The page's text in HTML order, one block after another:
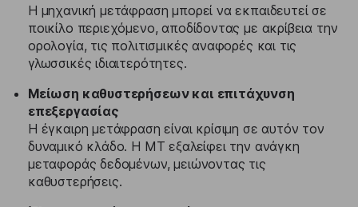
Η μηχανική μετάφραση μπορεί να εκπαιδευτεί σε
ποικίλο περιεχόμενο, αποδίδοντας με ακρίβεια την
ορολογία, τις πολιτισμικές αναφορές και τις
γλωσσικές ιδιαιτερότητες.
Μείωση καθυστερήσεων και επιτάχυνση
επεξεργασίας
Η έγκαιρη μετάφραση είναι κρίσιμη σε αυτόν τον
δυναμικό κλάδο. Η MT εξαλείφει την ανάγκη
μεταφοράς δεδομένων, μειώνοντας τις
καθυστερήσεις.